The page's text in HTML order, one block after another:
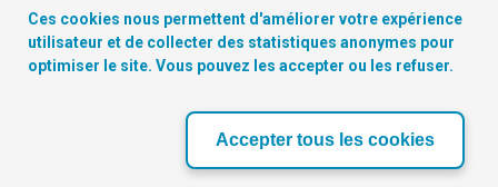
Copyright© 2026 Digitalcity.brussels | Trouvez-nous sur les
réseaux sociaux:
NOS PARTENAIRES
Ces cookies nous permettent d'améliorer votre expérience
utilisateur et de collecter des statistiques anonymes pour
optimiser le site. Vous pouvez les accepter ou les refuser.
Accepter tous les cookies